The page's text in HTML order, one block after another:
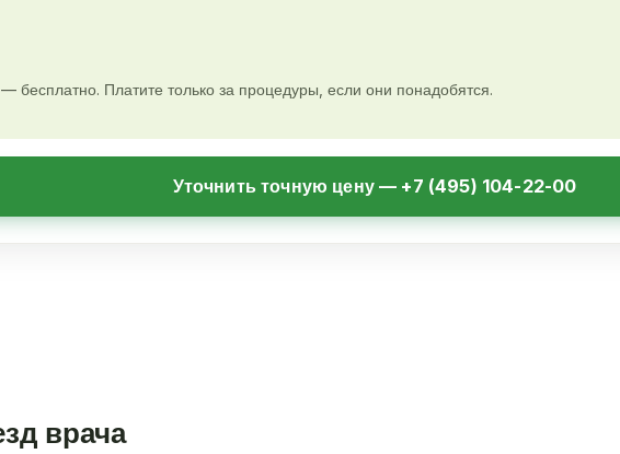
бесплатно. Платите только за процедуры, если они понадобятся.
Уточнить точную цену — +7 (495) 104-22-00
врача